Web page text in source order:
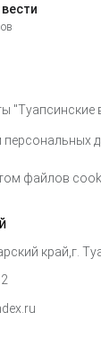
"Туапсинские
персональных
файлов
край,г.